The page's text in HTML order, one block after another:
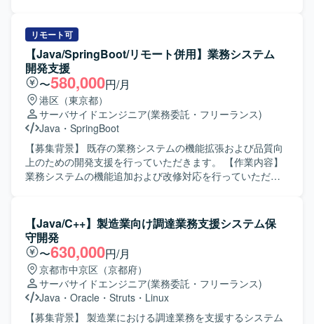
スタックを実務で経験できる案件です。UI/UXにこだわった
SPA開発から堅牢なバックエンド構築まで幅広く携わること
で、フロントエンド・バックエンド双方のスキルを高めて
いただけます。 【開発環境】 フロントエンドは
Vue.js（v3）およびTypeScript、バックエンドは
Java（Spring Boot）を利用した構成となっております。イ
ンフラはオンプレミスOracleとAWS（ECS）を組み合わせ
たハイブリッド環境で、AIを活用したコードおよびテスト
自動生成ツールを用いた開発を行っております。
Boot）を用いた基本設計、詳細設計、実装、単体テスト、
結合テストまで一連の開発工程をご担当いただきます。
【求める人物像】 生産管理領域の業務知識を活かしなが
ら、自ら主体的に仕様を整理し開発を進めていただける方
を求めております。 関係者と円滑にコミュニケーションを
取りながら、品質と生産性の両立を意識して取り組んでい
ただける方です。 【ポジションの魅力】 オンプレミスから
クラウドへの再構築プロジェクトに参画することで、AWS
を前提としたシステムアーキテクチャやモダンなJava開発
の経験を積むことができます。 製造業向け生産管理システ
ムに携わることで、業務知識と技術スキルの双方を高めて
構築を行います。
リモート可
【Java/SpringBoot/リモート併用】業務システム
開発支援
〜580,000円/月
港区（東京都）
サーバサイドエンジニア(業務委託・フリーランス)
Java ・ SpringBoot
【募集背景】 既存の業務システムの機能拡張および品質向
上のための開発支援を行っていただきます。 【作業内容】
業務システムの機能追加および改修対応を行っていただき
ただきます。各種レビューやドキュメント作成も対応して
いただきます。 【求める人物像】 開発経験が豊富で周囲と
円滑にコミュニケーションを取りながら主体的に動いてい
ただける方を求めています。既存システムの仕様を理解し
ながら改善提案を行っていただける方が望ましいです。
【ポジションの魅力】 基本設計からテストまで一貫して担
当できるため、上流から下流まで幅広い工程の経験を積む
ことができます。既存システムの機能追加や改善を通じて
【Java/C++】製造業向け調達業務支援システム保
守開発
〜630,000円/月
京都市中京区（京都府）
サーバサイドエンジニア(業務委託・フリーランス)
Java ・ Oracle ・ Struts ・ Linux
【募集背景】 製造業における調達業務を支援するシステム